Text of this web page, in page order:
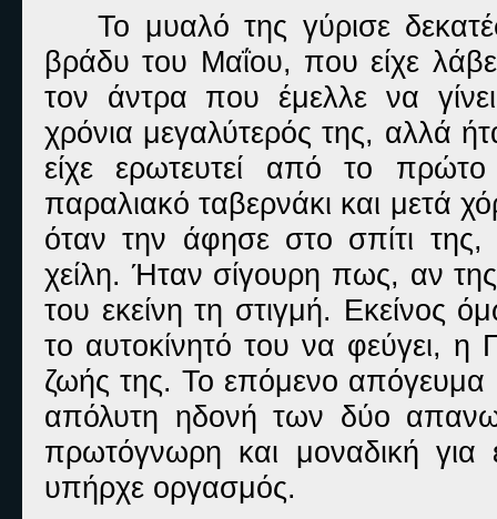
Το μυαλό της γύρισε
βράδυ του Μαΐου, που είχε
τον άντρα που έμελλε να
χρόνια μεγαλύτερός της, αλλά
είχε ερωτευτεί από το
παραλιακό ταβερνάκι και μετά
όταν την άφησε στο σπίτι
χείλη. Ήταν σίγουρη πως, αν της
του εκείνη τη στιγμή. Εκείνος
το αυτοκίνητό του να φεύγει,
ζωής της. Το επόμενο απόγευμα
απόλυτη ηδονή των δύο
πρωτόγνωρη και μοναδική για
υπήρχε οργασμός.